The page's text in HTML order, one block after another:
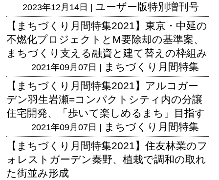
2023年12月14日 | ユーザー版特別増刊号
【まちづくり月間特集2021】東京・中延の
不燃化プロジェクトとM要除却の基準案、
まちづくり支える融資と建て替えの枠組み
2021年09月07日 | まちづくり月間特集
【まちづくり月間特集2021】アルコガー
デン羽生岩瀬=コンパクトシティ内の分譲
住宅開発、「歩いて楽しめるまち」目指す
2021年09月07日 | まちづくり月間特集
【まちづくり月間特集2021】住友林業のフ
ォレストガーデン秦野、植栽で調和の取れ
た街並み形成